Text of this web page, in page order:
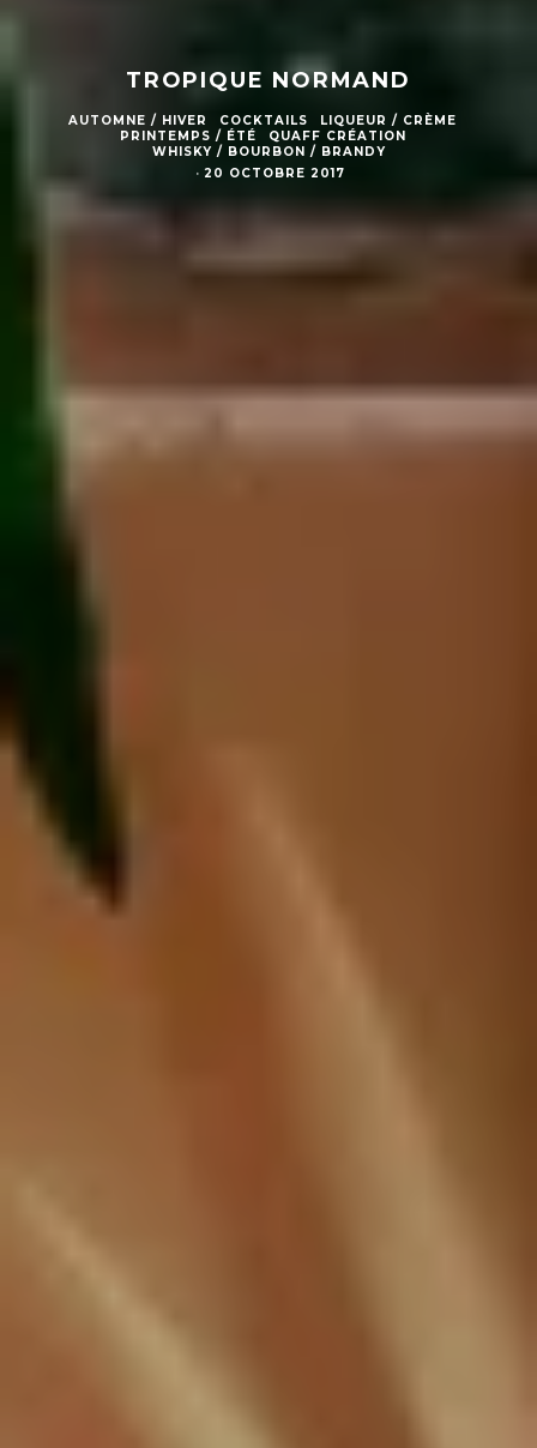
TROPIQUE NORMAND
AUTOMNE / HIVER COCKTAILS
LIQUEUR / CRÈME
PRINTEMPS / ÉTÉ
QUAFF CRÉATION
WHISKY / BOURBON / BRANDY
· 20 OCTOBRE 2017